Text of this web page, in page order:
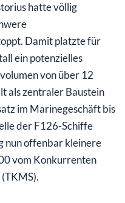
hatte völlig
Damit platzte für
ein potenzielles
von über 12
als zentraler Baustein
im Marinegeschäft bis
der F126-Schiffe
nun offenbar kleinere
vom Konkurrenten